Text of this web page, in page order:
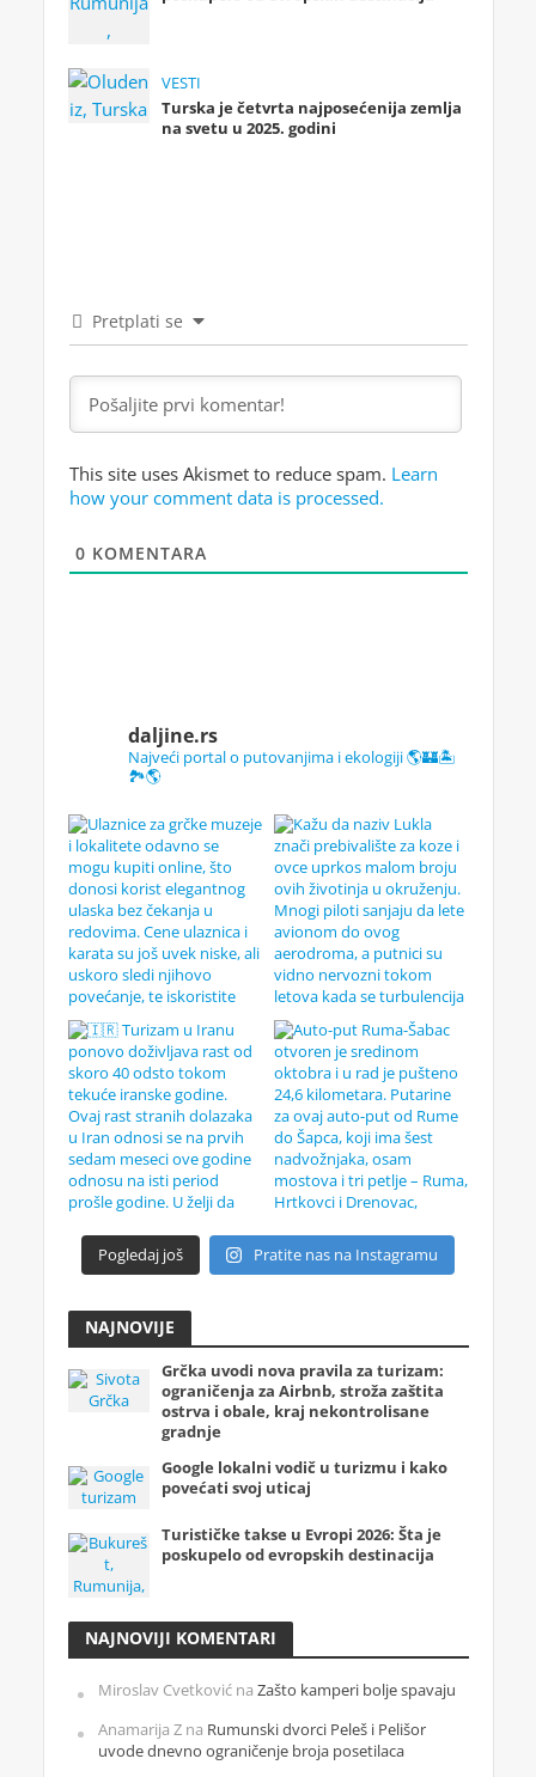
VESTI
Turska je četvrta najposećenija zemlja
na svetu u 2025. godini
Pretplati se
This site uses Akismet to reduce spam. Learn
how your comment data is processed.
0 KOMENTARA
daljine.rs
Najveći portal o putovanjima i ekologiji 🌎🏰🏝️
🏞️🌎
Pogledaj još Pratite nas na Instagramu
NAJNOVIJE
Grčka uvodi nova pravila za turizam:
ograničenja za Airbnb, stroža zaštita
ostrva i obale, kraj nekontrolisane
gradnje
Google lokalni vodič u turizmu i kako
povećati svoj uticaj
Turističke takse u Evropi 2026: Šta je
poskupelo od evropskih destinacija
NAJNOVIJI KOMENTARI
Miroslav Cvetkovićna Zašto kamperi bolje spavaju
Anamarija Zna Rumunski dvorci Peleš i Pelišor
uvode dnevno ograničenje broja posetilaca